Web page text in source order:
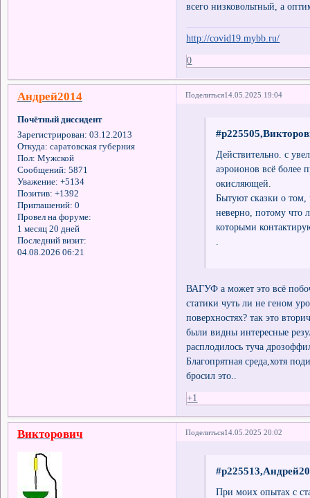
всего низковольтный, а
http://covid19.mybb.ru/
0
Поделиться14.05.2025 19:04
Андрей2014
Почётный диссидент
Зарегистрирован: 03.12.2013
Откуда: саратовская губерния
Пол: Мужской
Сообщений: 5871
Уважение: +5134
Позитив: +1392
Приглашений: 0
Провел на форуме:
1 месяц 20 дней
Последний визит:
04.08.2026 06:21
Действительно. с
аэроионов всё более
окисляющей.
Бытуют сказки о том,
неверно, потому что
которыми
ВАГУФ а может это всё
статики чуть ли не геном
поверхностях? так это
были видны интересные
расплодилось туча
Благопрятная среда,хотя
бросил это..
+1
Поделиться14.05.2025 20:02
Викторович
При моих опытах с